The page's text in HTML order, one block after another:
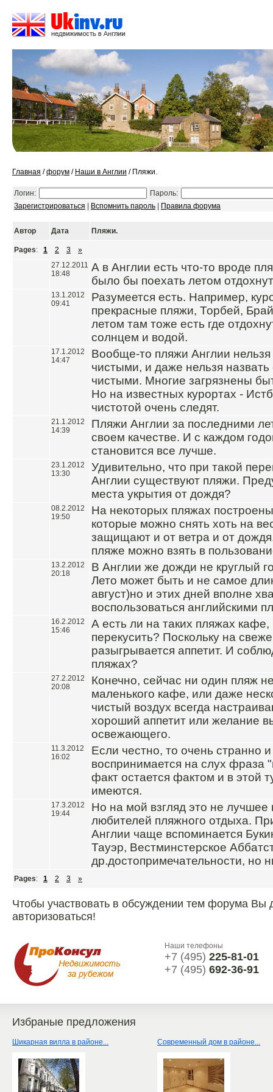
Главная /форум / Наши в Англии / Пляжи.
Логин:
Пароль:
Зарегистрироваться
Вспомнить пароль Правила форума
Автор Дата Пляжи.
Pages: 1 2 3
»
27.12.2011
18:48
А в Англии есть что-то вроде
было бы поехать летом
13.1.2012
09:41
Разумеется есть. Например,
прекрасные пляжи, Торбей,
летом там тоже есть где
солнцем и водой.
17.1.2012
14:47
Вообще-то пляжи Англии
чистыми, и даже нельзя назвать
чистыми. Многие загрязнены
Но на известных курортах -
чистотой очень следят.
21.1.2012
14:39
Пляжи Англии за последними
своем качестве. И с каждом
становится все лучше.
23.1.2012
13:30
Удивительно, что при такой
Англии существуют пляжи.
места укрытия от дождя?
08.2.2012
19:50
На некоторых пляжах
которые можно снять хоть на
защищают и от ветра и от
пляже можно взять в
13.2.2012
20:18
В Англии же дожди не круглый
Лето может быть и не самое
август)но и этих дней вполне
воспользоваться английскими
16.2.2012
15:46
А есть ли на таких пляжах
перекусить? Поскольку на
разыгрывается аппетит. И
пляжах?
27.2.2012
20:08
Конечно, сейчас ни один пляж
маленького кафе, или даже
чистый воздух всегда
хороший аппетит или желание
освежающего.
11.3.2012
16:02
Если честно, то очень странно
воспринимается на слух фраза
факт остается фактом и в этой
имеются.
17.3.2012
19:44
Но на мой взгляд это не лучшее
любителей пляжного отдыха.
Англии чаще вспоминается
Тауэр, Вестминстерское
др.достопримечательности, но
Pages: 1 2 3 »
Чтобы участвовать в обсуждении тем форума Вы
авторизоваться!
Наши телефоны
+7 (495) 225-81-01
+7 (495) 692-36-91
Избраные предложения
Шикарная вилла в районе... Современный дом в районе...